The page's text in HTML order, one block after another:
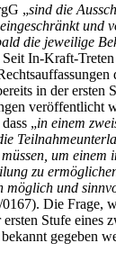
„sind die
und
die jeweilige
Seit In-Kraft-
in der ersten
veröffentlicht
„in einem
um einem
zu
möglich und
Die Frage,
Stufe eines
gegeben